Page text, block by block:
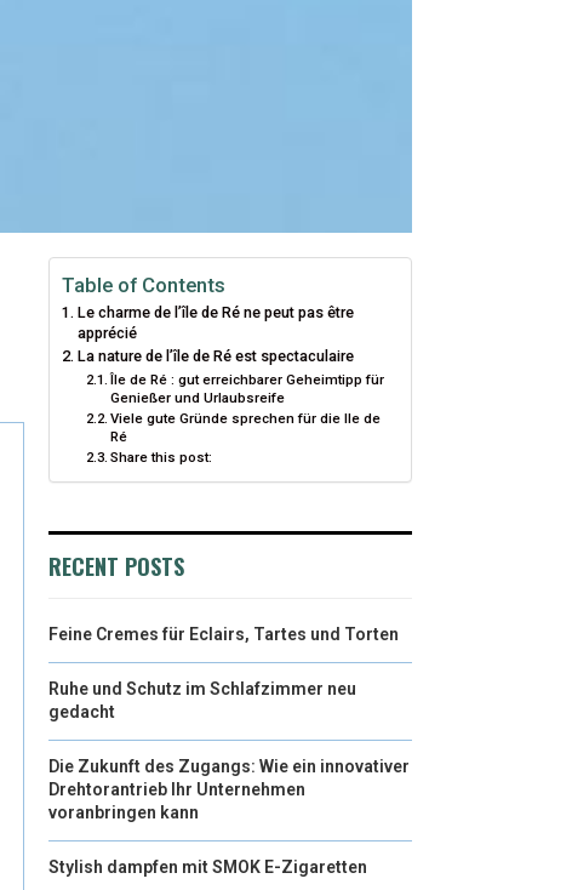
Table of Contents
Le charme de l’île de Ré ne peut pas être
apprécié
La nature de l’île de Ré est spectaculaire
Île de Ré : gut erreichbarer Geheimtipp für
Genießer und Urlaubsreife
Viele gute Gründe sprechen für die Ile de
Ré
Share this post:
RECENT POSTS
Feine Cremes für Eclairs, Tartes und Torten
Ruhe und Schutz im Schlafzimmer neu
gedacht
Die Zukunft des Zugangs: Wie ein innovativer
Drehtorantrieb Ihr Unternehmen
voranbringen kann
Stylish dampfen mit SMOK E-Zigaretten